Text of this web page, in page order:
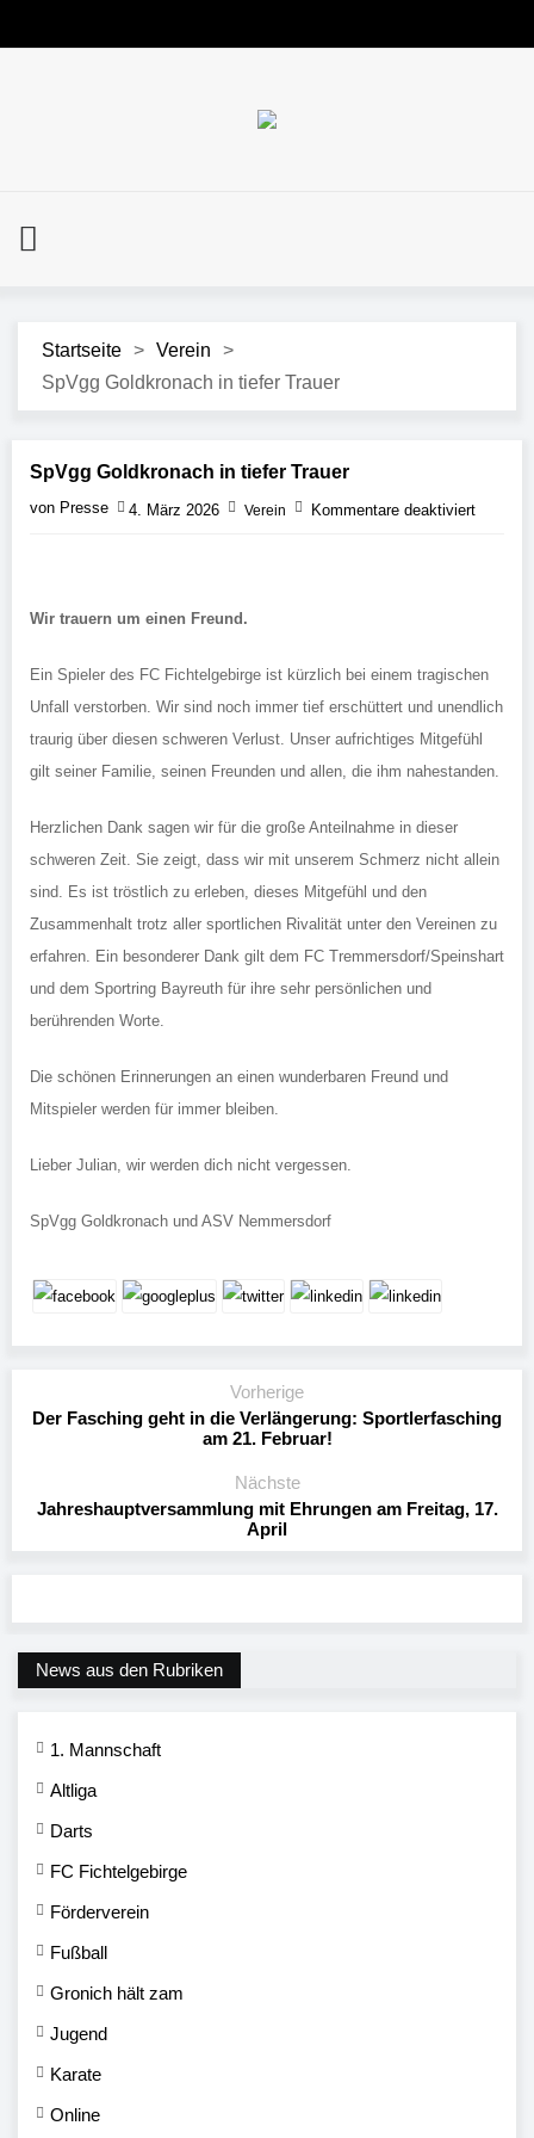
Startseite > Verein
>
SpVgg Goldkronach in tiefer Trauer
SpVgg Goldkronach in tiefer Trauer
von Presse 4. März 2026 Verein Kommentare deaktiviert
Wir trauern um einen Freund.
Ein Spieler des FC Fichtelgebirge ist kürzlich bei einem tragischen
Unfall verstorben. Wir sind noch immer tief erschüttert und unendlich
traurig über diesen schweren Verlust. Unser aufrichtiges Mitgefühl
gilt seiner Familie, seinen Freunden und allen, die ihm nahestanden.
Herzlichen Dank sagen wir für die große Anteilnahme in dieser
schweren Zeit. Sie zeigt, dass wir mit unserem Schmerz nicht allein
sind. Es ist tröstlich zu erleben, dieses Mitgefühl und den
Zusammenhalt trotz aller sportlichen Rivalität unter den Vereinen zu
erfahren. Ein besonderer Dank gilt dem FC Tremmersdorf/Speinshart
und dem Sportring Bayreuth für ihre sehr persönlichen und
berührenden Worte.
Die schönen Erinnerungen an einen wunderbaren Freund und
Mitspieler werden für immer bleiben.
Lieber Julian, wir werden dich nicht vergessen.
SpVgg Goldkronach und ASV Nemmersdorf
Vorherige
Der Fasching geht in die Verlängerung: Sportlerfasching
am 21. Februar!
Nächste
Jahreshauptversammlung mit Ehrungen am Freitag, 17.
April
News aus den Rubriken
1. Mannschaft
Altliga
Darts
FC Fichtelgebirge
Förderverein
Fußball
Gronich hält zam
Jugend
Karate
Online